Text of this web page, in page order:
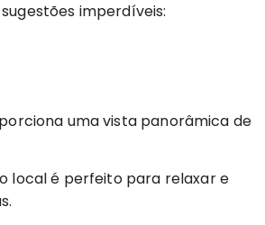
imperdíveis:
uma vista panorâmica de
local é perfeito para relaxar e